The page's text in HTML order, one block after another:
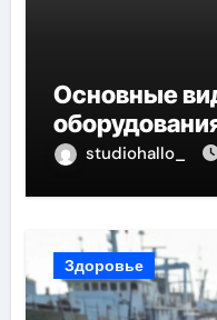
Основные
studiohallo_
Здоровье